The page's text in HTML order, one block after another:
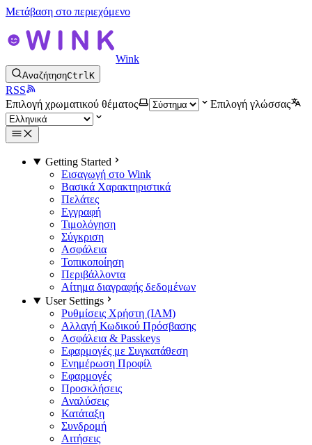
Μετάβαση στο περιεχόμενο
Wink
ΑναζήτησηCtrlK
RSS
Επιλογή χρωματικού θέματος
Επιλογή γλώσσας
Getting Started
Εισαγωγή στο Wink
Βασικά Χαρακτηριστικά
Πελάτες
Εγγραφή
Τιμολόγηση
Σύγκριση
Ασφάλεια
Τοπικοποίηση
Περιβάλλοντα
Αίτημα διαγραφής δεδομένων
User Settings
Ρυθμίσεις Χρήστη (IAM)
Αλλαγή Κωδικού Πρόσβασης
Ασφάλεια & Passkeys
Εφαρμογές με Συγκατάθεση
Ενημέρωση Προφίλ
Εφαρμογές
Προσκλήσεις
Αναλύσεις
Κατάταξη
Συνδρομή
Αιτήσεις